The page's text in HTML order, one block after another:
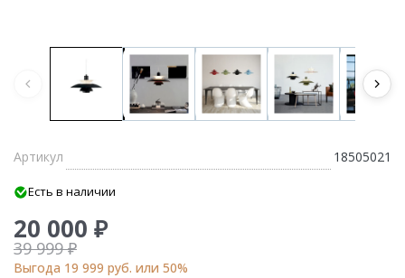
Артикул 18505021
Есть в наличии
20 000 ₽
39 999 ₽
Выгода 19 999 руб. или 50%